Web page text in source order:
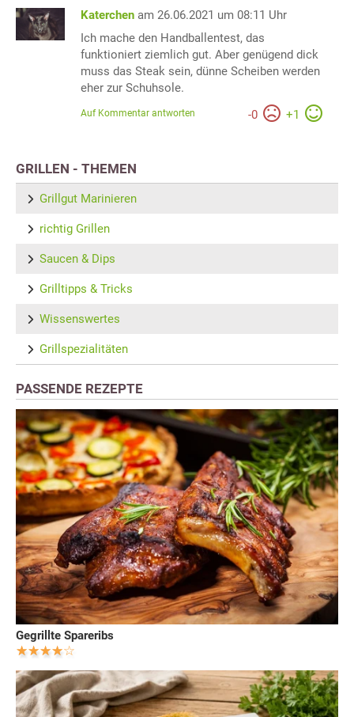
Katerchen am 26.06.2021 um 08:11 Uhr
Ich mache den Handballentest, das
funktioniert ziemlich gut. Aber genügend dick
muss das Steak sein, dünne Scheiben werden
eher zur Schuhsole.
-0 +1
Auf Kommentar antworten
GRILLEN - THEMEN
Grillgut Marinieren
richtig Grillen
Saucen & Dips
Grilltipps & Tricks
Wissenswertes
Grillspezialitäten
PASSENDE REZEPTE
Gegrillte Spareribs